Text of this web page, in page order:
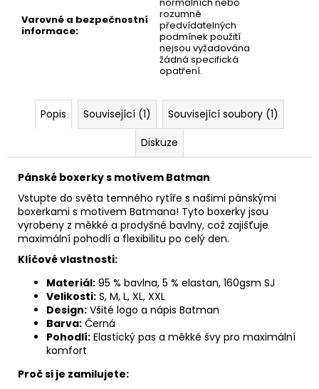
Varovné a bezpečnostní
informace:
rozumně
předvídatelných
podmínek použití
nejsou vyžadována
žádná specifická
opatření.
Popis Související (1)
Související soubory (1)
Diskuze
Pánské boxerky s motivem Batman
Vstupte do světa temného rytíře s našimi pánskými
boxerkami s motivem Batmana! Tyto boxerky jsou
vyrobeny z měkké a prodyšné bavlny, což zajišťuje
maximální pohodlí a flexibilitu po celý den.
Klíčové vlastnosti:
Materiál: 95 % bavlna, 5 % elastan, 160gsm SJ
Velikosti: S, M, L, XL, XXL
Design: Všité logo a nápis Batman
Barva: Černá
Pohodlí: Elastický pas a měkké švy pro maximální
komfort
Proč si je zamilujete: